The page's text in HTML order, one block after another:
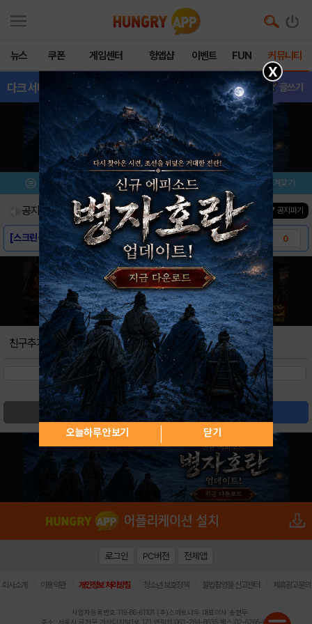
뉴스 쿠폰 게임센터 헝앱샵 이벤트 FUN 커뮤니티
다크서바이벌 - 친구추가 글쓰기
메뉴 이벤트/미션 설치/평가 즐겨찾기
공지사항 진행중인 이벤트0건 ▼ 공지펴기
[스크린샷] - 다크서바이벌 0
[게임소개] - 다크서바이벌
친구추가
검색 글쓰기
X
오늘하루 안보기 닫기
로그인 PC버전 전체앱
회사소개 이용약관 개인정보 처리방침 청소년 보호정책 불법촬영물 신고센터 제휴광고문의
사업자등록번호:119-86-61101 (주)스마트나우 대표이사:송현두
주소: 서울시 금천구 가산디지털1로 171 연락처:063-284-8635 팩스:02-6265-0377